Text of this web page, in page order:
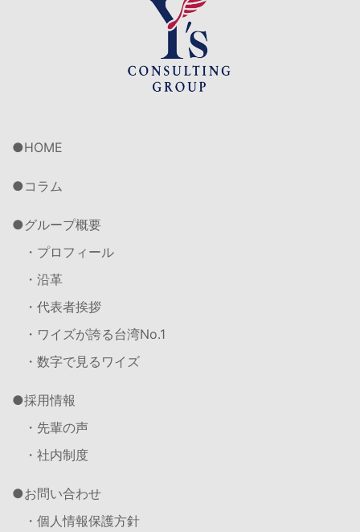
HOME
コラム
グループ概要
・プロフィール
・沿革
・代表者挨拶
・ワイズが誇る台湾No.1
・数字で見るワイズ
採用情報
・先輩の声
・社内制度
お問い合わせ
・個人情報保護方針